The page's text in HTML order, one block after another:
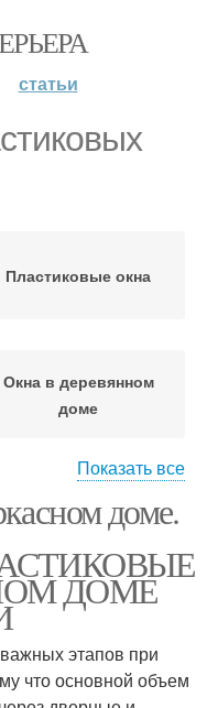
статьи
Пластиковые окна
Окна в деревянном
доме
Дом без окосячки
Показать все
доме.
ДОМЕ
этапов при
что основной объем